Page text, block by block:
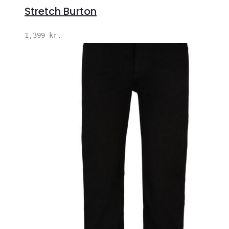
Stretch Burton
1,399 kr.